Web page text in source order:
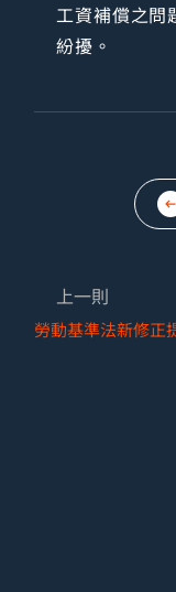
工資補償之問
紛擾。
上一則